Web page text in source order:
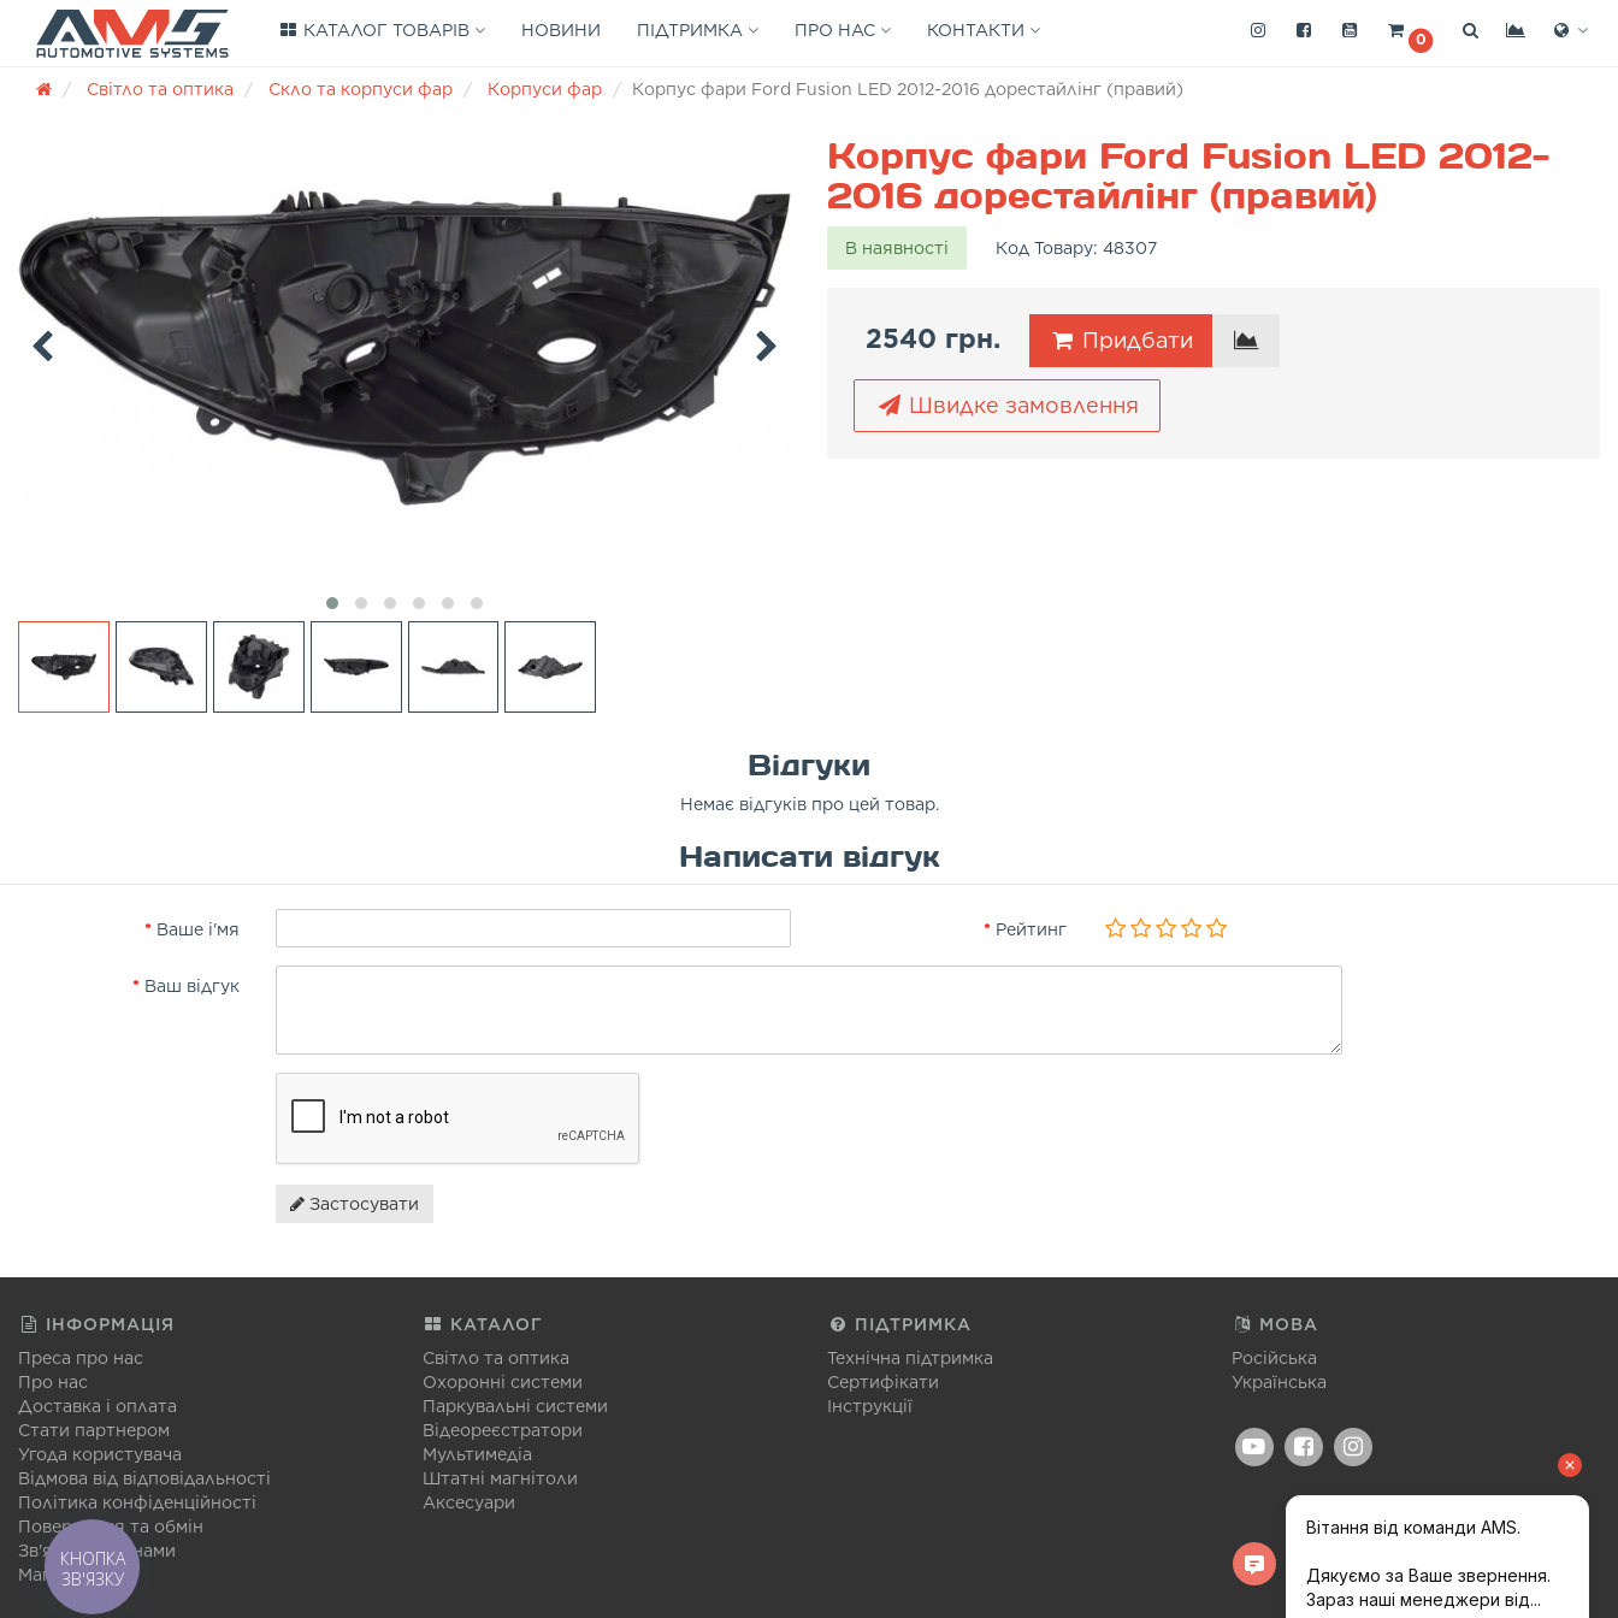
КАТАЛОГ ТОВАРІВ НОВИНИ ПІДТРИМКА ПРО НАС КОНТАКТИ 0
Світло та оптика Скло та корпуси фар Корпуси фар Корпус фари Ford Fusion LED 2012-2016 дорестайлінг (правий)
Корпус фари Ford Fusion LED 2012-
2016 дорестайлінг (правий)
В наявності Код Товару: 48307
2540 грн. Придбати
Швидке замовлення
Відгуки
Немає відгуків про цей товар.
Написати відгук
Ваше і'мя Рейтинг
Ваш відгук
Застосувати
ІНФОРМАЦІЯ
Преса про нас
Про нас
Доставка і оплата
Стати партнером
Угода користувача
Відмова від відповідальності
Політика конфіденційності
Повернення та обмін
Зв'язатися з нами
Мапа сайту
КАТАЛОГ
Світло та оптика
Охоронні системи
Паркувальні системи
Відеореєстратори
Мультимедіа
Штатні магнітоли
Аксесуари
ПІДТРИМКА
Технічна підтримка
Сертифікати
Інструкції
МОВА
Російська
Українська
КНОПКА
ЗВ'ЯЗКУ